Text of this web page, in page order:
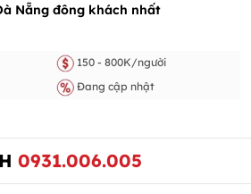
Nẵng đông khách nhất
150 - 800K/người
Đang cập nhật
0931.006.005